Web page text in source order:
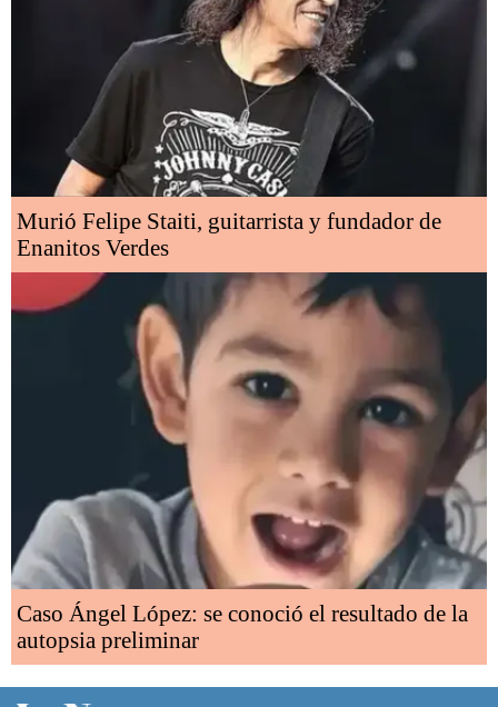
Murió Felipe Staiti, guitarrista y fundador de
Enanitos Verdes
Caso Ángel López: se conoció el resultado de la
autopsia preliminar